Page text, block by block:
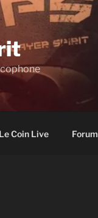
Le Coin Live Forum